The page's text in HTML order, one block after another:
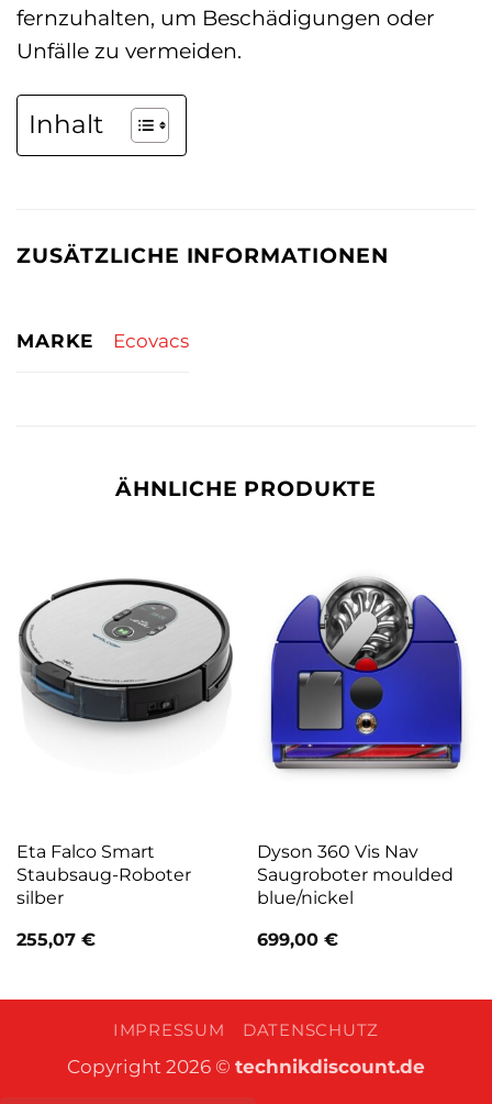
fernzuhalten, um Beschädigungen oder
Unfälle zu vermeiden.
Inhalt
ZUSÄTZLICHE INFORMATIONEN
MARKE Ecovacs
ÄHNLICHE PRODUKTE
Eta Falco Smart
Staubsaug-Roboter
silber
255,07 €
Dyson 360 Vis Nav
Saugroboter moulded
blue/nickel
699,00 €
IMPRESSUM DATENSCHUTZ
Copyright 2026 © technikdiscount.de